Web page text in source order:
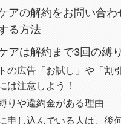
なぜ解約でき
ニューZの解
め！電話が繋
い時の裏ワザ
アの解約をお問い合わ
る方法
アは解約まで3回の縛
の広告「お試し」や「割
は注意しよう！
りや違約金がある理由
申し込んでいる人は、後